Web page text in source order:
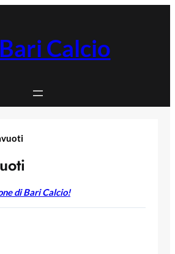
Bari Calcio
di Bari Calcio!